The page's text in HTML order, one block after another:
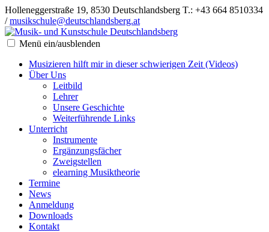
Holleneggerstraße 19, 8530 Deutschlandsberg T.: +43 664 8510334
/musikschule@deutschlandsberg.at
Menü ein/ausblenden
Musizieren hilft mir in dieser schwierigen Zeit (Videos)
Über Uns
Leitbild
Lehrer
Unsere Geschichte
Weiterführende Links
Unterricht
Instrumente
Ergänzungsfächer
Zweigstellen
elearning Musiktheorie
Termine
News
Anmeldung
Downloads
Kontakt